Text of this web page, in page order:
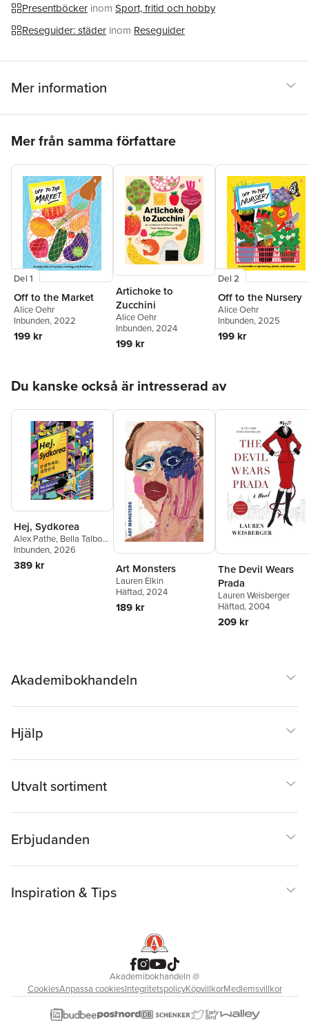
Presentböcker inom Sport, fritid och hobby
Reseguider: städer inom Reseguider
Mer information
Mer från samma författare
Del 1
Off to the Market
Alice Oehr
Inbunden, 2022
199 kr
Artichoke to
Zucchini
Alice Oehr
Inbunden, 2024
199 kr
Del 2
Off to the Nursery
Alice Oehr
Inbunden, 2025
199 kr
Du kanske också är intresserad av
Hej, Sydkorea
Alex Pathe, Bella Talbot,
Lucy Sara-Kelly
Inbunden, 2026
389 kr Art Monsters
Lauren Elkin
Häftad, 2024
189 kr
The Devil Wears
Prada
Lauren Weisberger
Häftad, 2004
209 kr
Akademibokhandeln
Hjälp
Utvalt sortiment
Erbjudanden
Inspiration & Tips
Akademibokhandeln@
CookiesAnpassa cookiesIntegritetspolicyKöpvillkorMedlemsvillkor